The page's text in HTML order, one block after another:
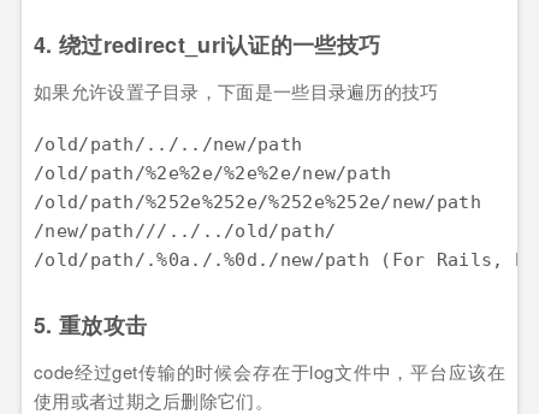
4. 绕过redirect_uri认证的一些技巧
如果允许设置子目录，下面是一些目录遍历的技巧
/old/path/../../new/path
/old/path/%2e%2e/%2e%2e/new/path
/old/path/%252e%252e/%252e%252e/new/path
/new/path///../../old/path/
5. 重放攻击
code经过get传输的时候会存在于log文件中，平台应该在
使用或者过期之后删除它们。